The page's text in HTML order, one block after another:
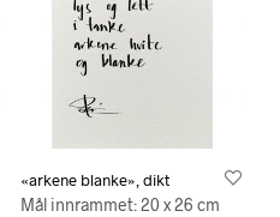
«arkene blanke», dikt
Mål innrammet: 20 x 26 cm